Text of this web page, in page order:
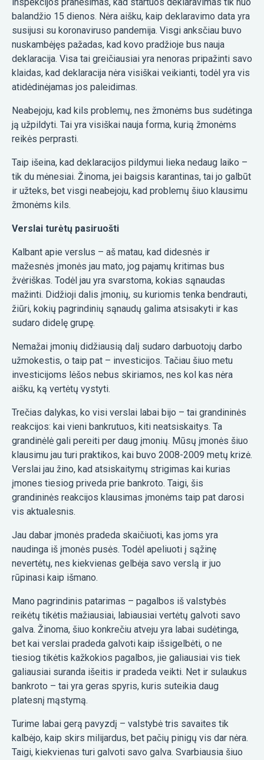
balandžio 15 dienos. Nėra aišku, kaip deklaravimo data yra
susijusi su koronaviruso pandemija. Visgi anksčiau buvo
nuskambėjęs pažadas, kad kovo pradžioje bus nauja
deklaracija. Visa tai greičiausiai yra nenoras pripažinti savo
klaidas, kad deklaracija nėra visiškai veikianti, todėl yra vis
atidėdinėjamas jos paleidimas.
Neabejoju, kad kils problemų, nes žmonėms bus sudėtinga
ją užpildyti. Tai yra visiškai nauja forma, kurią žmonėms
reikės perprasti.
Taip išeina, kad deklaracijos pildymui lieka nedaug laiko –
tik du mėnesiai. Žinoma, jei baigsis karantinas, tai jo galbūt
ir užteks, bet visgi neabejoju, kad problemų šiuo klausimu
žmonėms kils.
Verslai turėtų pasiruošti
Kalbant apie verslus – aš matau, kad didesnės ir
mažesnės įmonės jau mato, jog pajamų kritimas bus
žvėriškas. Todėl jau yra svarstoma, kokias sąnaudas
mažinti. Didžioji dalis įmonių, su kuriomis tenka bendrauti,
žiūri, kokių pagrindinių sąnaudų galima atsisakyti ir kas
sudaro didelę grupę.
Nemažai įmonių didžiausią dalį sudaro darbuotojų darbo
užmokestis, o taip pat – investicijos. Tačiau šiuo metu
investicijoms lėšos nebus skiriamos, nes kol kas nėra
aišku, ką vertėtų vystyti.
Trečias dalykas, ko visi verslai labai bijo – tai grandininės
reakcijos: kai vieni bankrutuos, kiti neatsiskaitys. Ta
grandinėlė gali pereiti per daug įmonių. Mūsų įmonės šiuo
klausimu jau turi praktikos, kai buvo 2008-2009 metų krizė.
Verslai jau žino, kad atsiskaitymų strigimas kai kurias
įmones tiesiog priveda prie bankroto. Taigi, šis
grandininės reakcijos klausimas įmonėms taip pat darosi
vis aktualesnis.
Jau dabar įmonės pradeda skaičiuoti, kas joms yra
naudinga iš įmonės pusės. Todėl apeliuoti į sąžinę
nevertėtų, nes kiekvienas gelbėja savo verslą ir juo
rūpinasi kaip išmano.
Mano pagrindinis patarimas – pagalbos iš valstybės
reikėtų tikėtis mažiausiai, labiausiai vertėtų galvoti savo
galva. Žinoma, šiuo konkrečiu atveju yra labai sudėtinga,
bet kai verslai pradeda galvoti kaip išsigelbėti, o ne
tiesiog tikėtis kažkokios pagalbos, jie galiausiai vis tiek
galiausiai suranda išeitis ir pradeda veikti. Net ir sulaukus
bankroto – tai yra geras spyris, kuris suteikia daug
platesnį mąstymą.
Turime labai gerą pavyzdį – valstybė tris savaites tik
kalbėjo, kaip skirs milijardus, bet pačių pinigų vis dar nėra.
Taigi, kiekvienas turi galvoti savo galva. Svarbiausia šiuo